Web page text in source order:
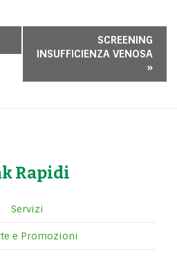
SCREENING
INSUFFICIENZA VENOSA
»
Rapidi
Servizi
e Promozioni